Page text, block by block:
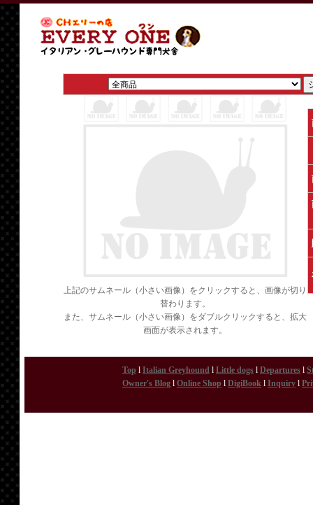
上記のサムネール（小さい画像）をクリックすると、画像が切り
替わります。
また、サムネール（小さい画像）をダブルクリックすると、拡大
画面が表示されます。
Top l Italian Greyhound l Little dogs l Departures l
Owner's Blog l Online Shop l DigiBook l Inquiry l